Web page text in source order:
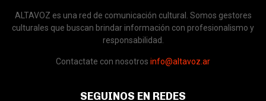
ALTAVOZ es una red de comunicación cultural. Somos gestores
culturales que buscan brindar información con profesionalismo y
responsabilidad.
Contactate con nosotros info@altavoz.ar
SEGUINOS EN REDES